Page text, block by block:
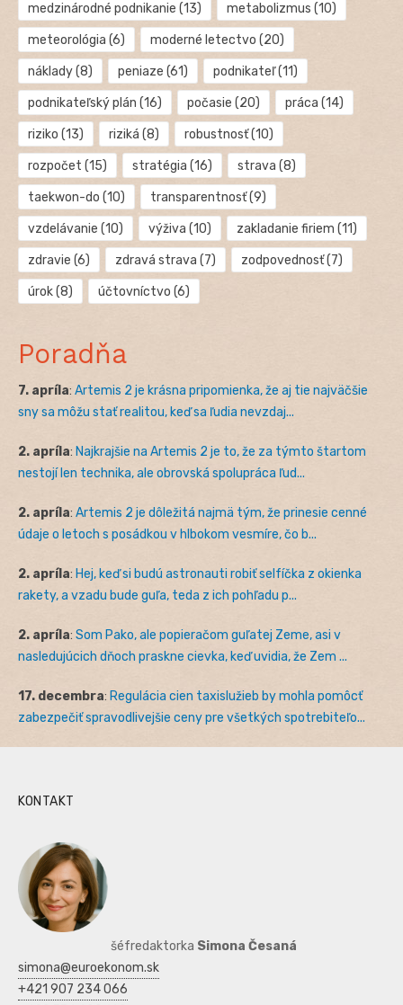
medzinárodné podnikanie (13) metabolizmus (10)
meteorológia (6) moderné letectvo (20)
náklady(8) peniaze (61) podnikateľ(11)
podnikateľský plán (16) počasie (20) práca (14)
riziko (13) riziká (8) robustnosť(10)
rozpočet (15) stratégia (16) strava (8)
taekwon-do (10) transparentnosť(9)
vzdelávanie (10) výživa (10) zakladanie firiem (11)
zdravie (6) zdravá strava (7) zodpovednosť(7)
úrok(8) účtovníctvo (6)
Poradňa
7. apríla: Artemis 2 je krásna pripomienka, že aj tie najväčšie
sny sa môžu stať realitou, keď sa ľudia nevzdaj...
2. apríla: Najkrajšie na Artemis 2 je to, že za týmto štartom
nestojí len technika, ale obrovská spolupráca ľud...
2. apríla: Artemis 2 je dôležitá najmä tým, že prinesie cenné
údaje o letoch s posádkou v hlbokom vesmíre, čo b...
2. apríla: Hej, keď si budú astronauti robiť selfíčka z okienka
rakety, a vzadu bude guľa, teda z ich pohľadu p...
2. apríla: Som Pako, ale popieračom guľatej Zeme, asi v
nasledujúcich dňoch praskne cievka, keď uvidia, že Zem ...
17. decembra: Regulácia cien taxislužieb by mohla pomôcť
zabezpečiť spravodlivejšie ceny pre všetkých spotrebiteľo...
KONTAKT
šéfredaktorka Simona Česaná
simona@euroekonom.sk
+421 907 234 066